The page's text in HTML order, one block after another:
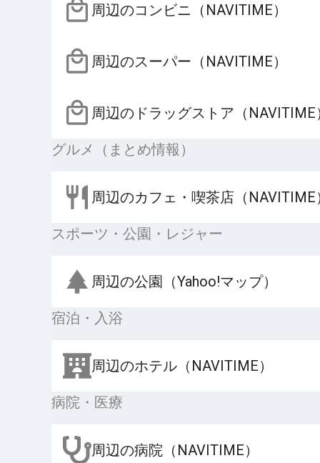
周辺のコンビニ（NAVITIME）
周辺のスーパー（NAVITIME）
周辺のドラッグストア（NAVITIME
グルメ（まとめ情報）
周辺のカフェ・喫茶店（NAVITIME
スポーツ・公園・レジャー
周辺の公園（Yahoo!マップ）
宿泊・入浴
周辺のホテル（NAVITIME）
病院・医療
周辺の病院（NAVITIME）